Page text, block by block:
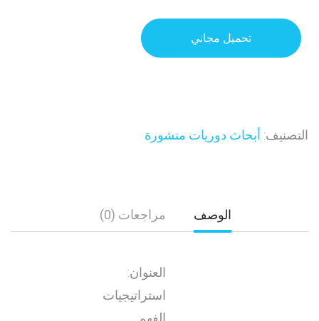
تحميل مجاني
التصنيف: أبحاث دوريات منشورة
الوصف مراجعات (0)
العنوان:
استراتيجيات
الفهم